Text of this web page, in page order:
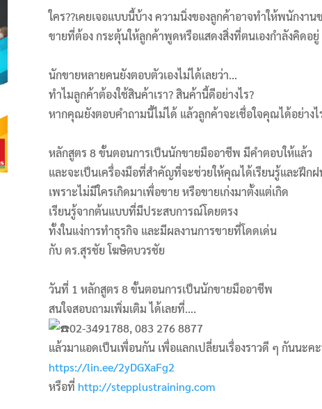
ใคร??เคยเจอแบบนี้บ้าง ความนิ่งของลูกค้าอาจทำให้พนักงา
ขายที่ต้อง กระตุ้นให้ลูกค้าพูดหรือแสดงสิ่งที่ตนเองกำลังคิดอ
นักขายหลายคนยังตอบตัวเองไม่ได้เลยว่า…
ทำไมลูกค้าต้องใช้สินค้าเรา? สินค้านี้ดีอย่างไร?
หากคุณยังตอบคำถามนี้ไม่ได้ แล้วลูกค้าจะเชื่อใจคุณได้อย่างไ
หลักสูตร 8 ขั้นตอนการเป็นนักขายมืออาชีพ มีคำตอบให้แล้ว
และจะเป็นเครื่องมือที่สำคัญที่จะช่วยให้คุณได้เรียนรู้และฝึก
เพราะไม่มีใครเกิดมาเพื่อขาย หรือขายเก่งมาตั้งแต่เกิด
เรียนรู้จากต้นแบบที่มีประสบการณ์โดยตรง
ทั้งในแง่การทำธุรกิจ และมีผลงานการขายที่โดดเด่น
กับ ดร.สุรชัย โฆษิตบวรชัย
วันที่ 1 หลักสูตร 8 ขั้นตอนการเป็นนักขายมืออาชีพ
สนใจสอบถามเพิ่มเติม ได้เลยที่….
02-3491788, 083 276 8877
แล้วมาแอดเป็นเพื่อนกัน เพื่อแลกเปลี่ยนเรื่องราวดี ๆ กันนะค
https://lin.ee/2yDGXaFg2
หรือที่ http://stepplustraining.com